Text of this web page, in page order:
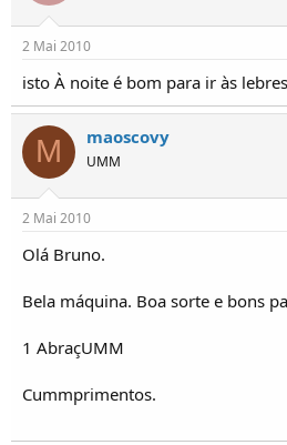
2 Mai 2010
isto À noite é bom para ir às
M maoscovy
UMM
2 Mai 2010
Olá Bruno.
Bela máquina. Boa sorte e bons
1 AbraçUMM
Cummprimentos.